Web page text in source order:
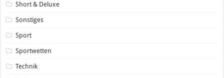
Short & Deluxe
Sonstiges
Sport
Sportwetten
Technik